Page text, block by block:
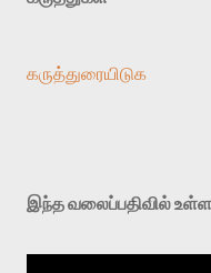
கருத்துரையிடுக
இந்த வலைப்பதிவில்